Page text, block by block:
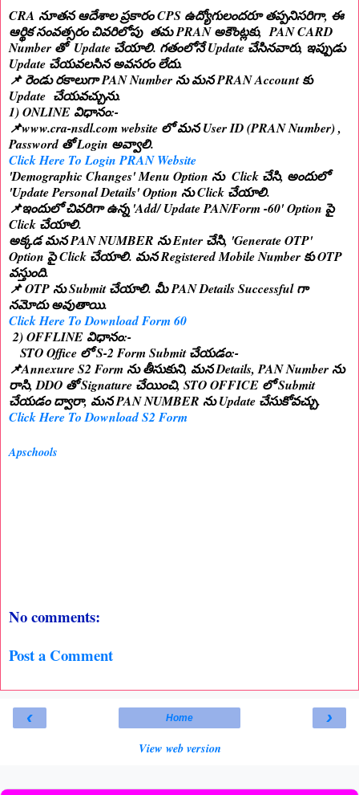
CRA నూతన ఆదేశాల ప్రకారం CPS ఉద్యోగులందరూ తప్పనిసరిగా, ఈ
ఆర్థిక సంవత్సరం చివరిలోపు తమ PRAN అకౌంట్లకు, PAN CARD
Number తో Update చేయాలి. గతంలోనే Update చేసినవారు, ఇప్పుడు
Update చేయవలసిన అవసరం లేదు.
📌 రెండు రకాలుగా PAN Number ను మన PRAN Account కు
Update చేయవచ్చును.
1) ONLINE విధానం:-
📌www.cra-nsdl.com website లో మన User ID (PRAN Number) ,
Password తో Login అవ్వాలి.
Click Here To Login PRAN Website
'Demographic Changes' Menu Option ను Click చేసి, అందులో
'Update Personal Details' Option ను Click చేయాలి.
📌ఇందులో చివరిగా ఉన్న 'Add/ Update PAN/Form -60' Option పై
Click చేయాలి.
అక్కడ మన PAN NUMBER ను Enter చేసి, 'Generate OTP'
Option పై Click చేయాలి. మన Registered Mobile Number కు OTP
వస్తుంది.
📌 OTP ను Submit చేయాలి. మీ PAN Details Successful గా
నమోదు అవుతాయి.
Click Here To Download Form 60
2) OFFLINE విధానం:-
STO Office లో S-2 Form Submit చేయడం:-
📌Annexure S2 Form ను తీసుకుని, మన Details, PAN Number ను
రాసి, DDO తో Signature చేయించి, STO OFFICE లో Submit
చేయడం ద్వారా, మన PAN NUMBER ను Update చేసుకోవచ్చు.
Click Here To Download S2 Form
Apschools
No comments:
Post a Comment
‹ ›
Home
View web version